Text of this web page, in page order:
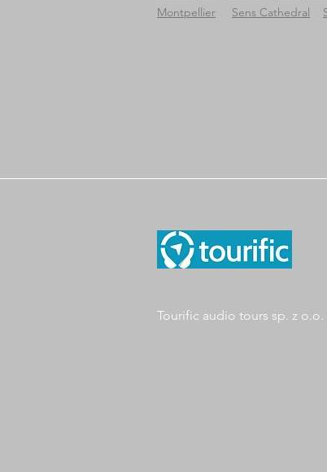
Montpellier
Sens Cathedral
Tourific audio tours sp. z o.o.